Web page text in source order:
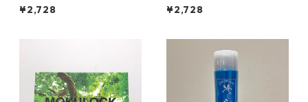
¥2,728 ¥2,728